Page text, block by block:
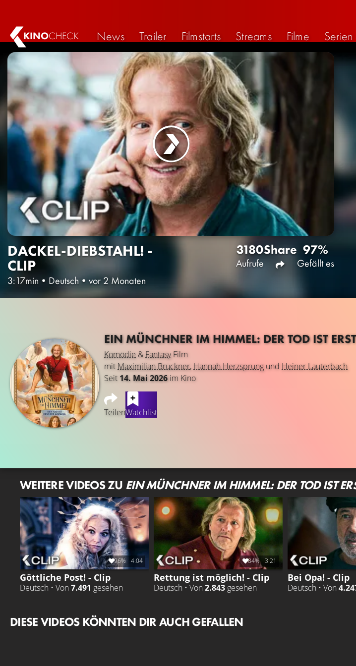
KINOCHECK News Trailer Filmstarts Streams Filme Serien
DACKEL-DIEBSTAHL! -
CLIP
3:17min • Deutsch • vor 2 Monaten
3180
Aufrufe
Share 97%
Gefällt es
EIN MÜNCHNER IM HIMMEL: DER TOD IST
Komödie & FantasyFilm
mit Maximilian Brückner, Hannah Herzsprung und Heiner Lauterbach
Seit 14. Mai 2026im Kino
TeilenWatchlist
WEITERE VIDEOS ZU EIN MÜNCHNER IM HIMMEL: DER TOD IST
96% 4:04
Göttliche Post! - Clip
Deutsch • Von 7.491 gesehen
84% 3:21
Rettung ist möglich! - Clip
Deutsch • Von 2.843 gesehen
Bei Opa! - Clip
Deutsch • Von
DIESE VIDEOS KÖNNTEN DIR AUCH GEFALLEN